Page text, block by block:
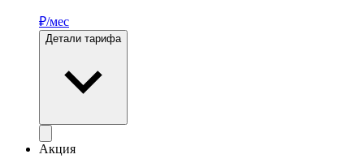
₽/мес
Детали тарифа
Акция